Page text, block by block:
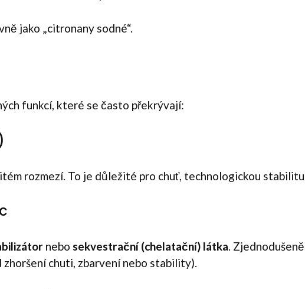
jako „citronany sodné“.
funkcí, které se často překrývají:
rozmezí. To je důležité pro chuť, technologickou
nebo sekvestrační (chelatační) látka.
chuti, zbarvení nebo stability).